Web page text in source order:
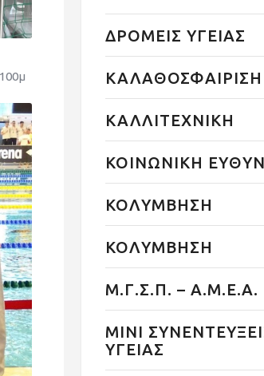
ΔΡΟΜΕΙΣ ΥΓΕΙΑΣ
ΚΑΛΑΘΟΣΦΑΙΡΙΣΗ
ΚΑΛΛΙΤΕΧΝΙΚΗ
ΚΟΙΝΩΝΙΚΗ
ΚΟΛΥΜΒΗΣΗ
ΚΟΛΥΜΒΗΣΗ
Μ.Γ.Σ.Π. – Α.Μ.Ε.Α.
ΜΙΝΙ
ΥΓΕΙΑΣ